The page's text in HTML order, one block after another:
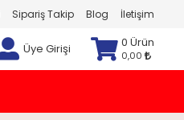
Sipariş Takip Blog İletişim
Üye Girişi 0 Ürün
0,00